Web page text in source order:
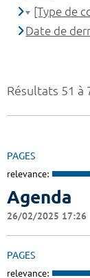
Résultats 51 à
PAGES
relevance:
Agenda
26/02/2025 17:26
PAGES
relevance:
[Type de
Date de